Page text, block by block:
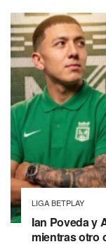
LIGA BETPLAY
Ian Poveda y
mientras otro